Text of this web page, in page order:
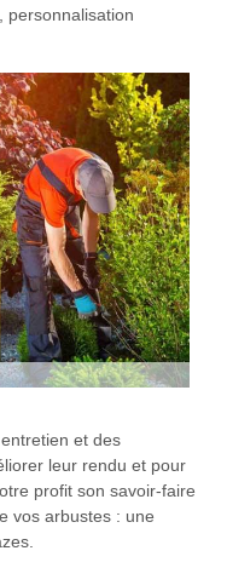
personnalisation
et des
leur rendu et pour
profit son savoir-faire
vos arbustes : une